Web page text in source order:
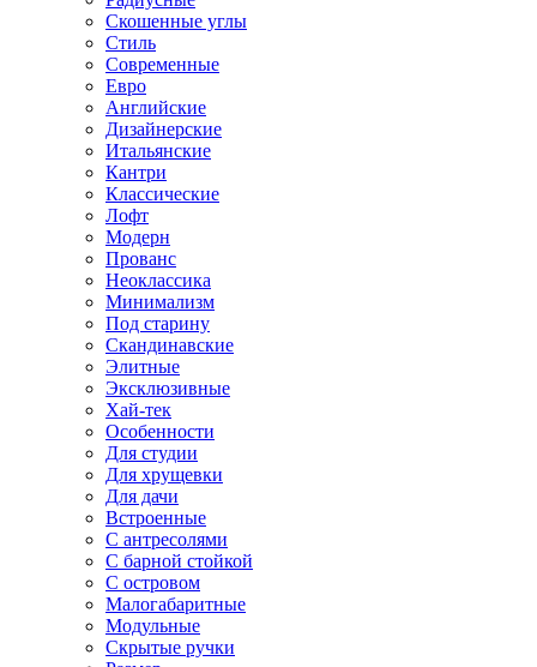
Скошенные углы
Стиль
Современные
Евро
Английские
Дизайнерские
Итальянские
Кантри
Классические
Лофт
Модерн
Прованс
Неоклассика
Минимализм
Под старину
Скандинавские
Элитные
Эксклюзивные
Хай-тек
Особенности
Для студии
Для хрущевки
Для дачи
Встроенные
С антресолями
С барной стойкой
С островом
Малогабаритные
Модульные
Скрытые ручки